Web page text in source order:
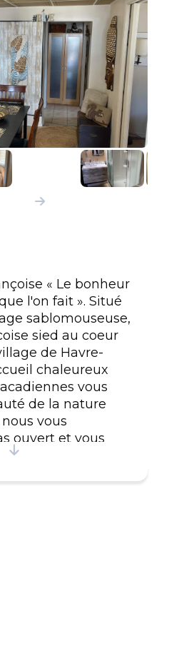
« Le bonheur
l'on fait ». Situé
sablomouseuse,
sied au coeur
de Havre-
chaleureux
vous
de la nature
vous
ouvert et vous
confort douillet